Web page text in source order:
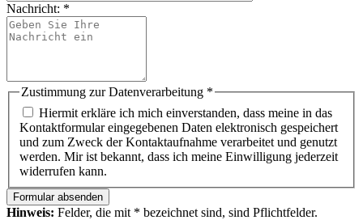
Nachricht: *
Zustimmung zur Datenverarbeitung *
Hiermit erkläre ich mich einverstanden, dass meine in das
Kontaktformular eingegebenen Daten elektronisch gespeichert
und zum Zweck der Kontaktaufnahme verarbeitet und genutzt
werden. Mir ist bekannt, dass ich meine Einwilligung jederzeit
widerrufen kann.
Formular absenden
Hinweis: Felder, die mit * bezeichnet sind, sind Pflichtfelder.